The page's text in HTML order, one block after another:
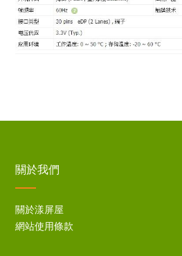
關於我們
關於漾屏屋
網站使用條款